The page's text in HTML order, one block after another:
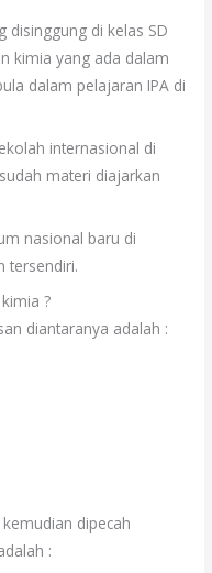
disinggung di kelas SD
kimia yang ada dalam
dalam pelajaran IPA di
internasional di
materi diajarkan
nasional baru di
tersendiri.
?
diantaranya adalah :
dipecah
: